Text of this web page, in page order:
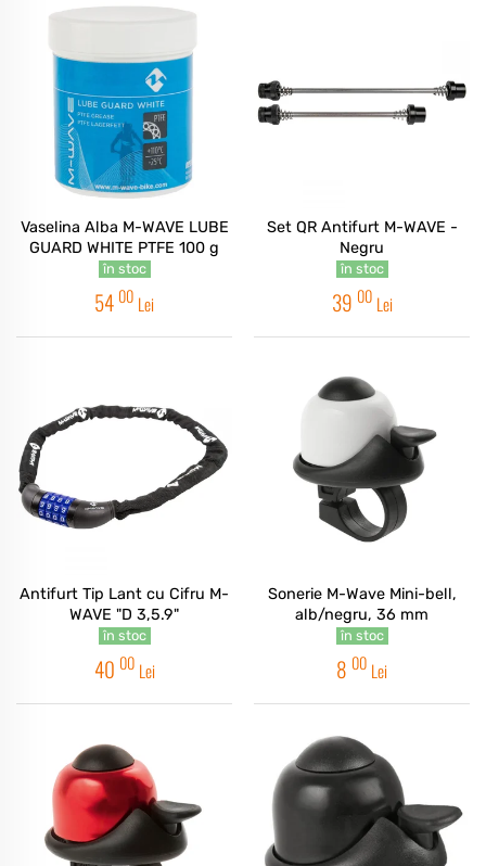
Vaselina Alba M-WAVE LUBE
GUARD WHITE PTFE 100 g
în stoc
54 00 Lei
Set QR Antifurt M-WAVE -
Negru
în stoc
39 00 Lei
Antifurt Tip Lant cu Cifru M-
WAVE "D 3,5.9"
în stoc
40 00 Lei
Sonerie M-Wave Mini-bell,
alb/negru, 36 mm
în stoc
8 00 Lei